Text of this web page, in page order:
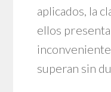
aplicados, la
ellos
superan sin